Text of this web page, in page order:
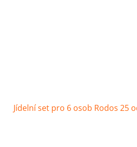
Jídelní set pro 6 osob Rodos 25